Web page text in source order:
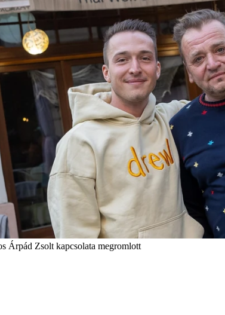
Árpád Zsolt kapcsolata megromlott